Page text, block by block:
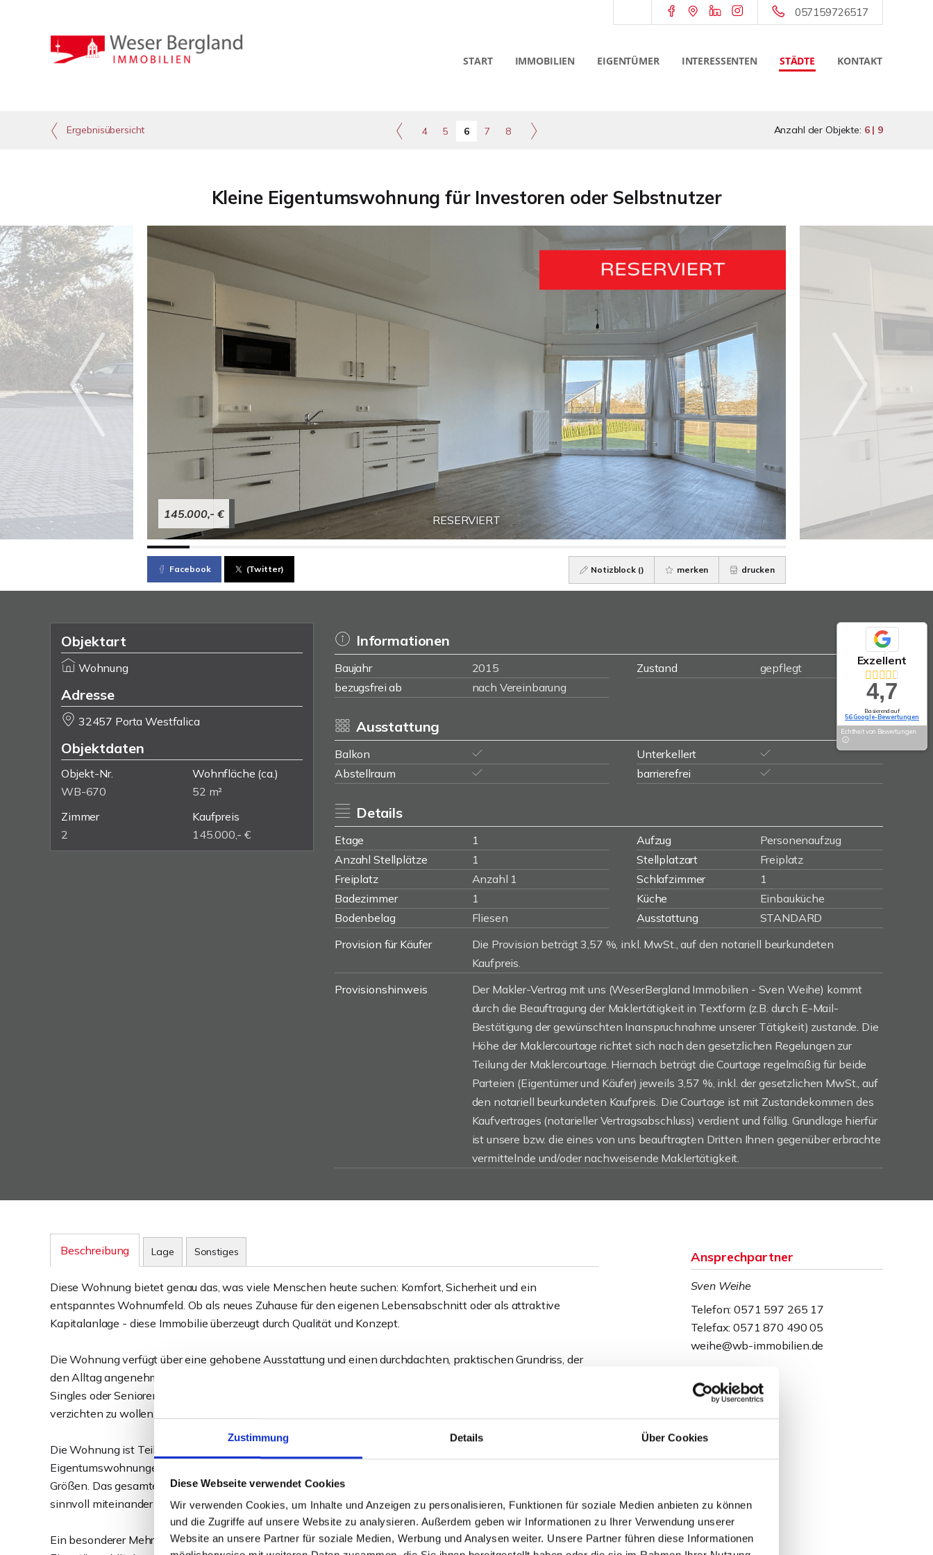
Zustimmung Details Über Cookies
Diese Webseite verwendet Cookies
Wir verwenden Cookies, um Inhalte und Anzeigen zu personalisieren, Funktionen für soziale Medien anbieten zu können
und die Zugriffe auf unsere Website zu analysieren. Außerdem geben wir Informationen zu Ihrer Verwendung unserer
Website an unsere Partner für soziale Medien, Werbung und Analysen weiter. Unsere Partner führen diese Informationen
057159726517
START IMMOBILIEN EIGENTÜMER INTERESSENTEN STÄDTE KONTAKT
Ergebnisübersicht 4 5 6 7 8 Anzahl der Objekte: 6 | 9
Kleine Eigentumswohnung für Investoren oder Selbstnutzer
RESERVIERT
145.000,- €
Facebook (Twitter) Notizblock () merken drucken
Objektart
Wohnung
Adresse
32457 Porta Westfalica
Objektdaten
Objekt-Nr.
WB-670
Wohnfläche (ca.)
52 m²
Zimmer
2
Kaufpreis
145.000,- €
Informationen
Baujahr 2015 Zustand
gepflegt
bezugsfrei ab
nach Vereinbarung
Ausstattung
Balkon
Unterkellert
Abstellraum
barrierefrei
Details
Etage 1 Aufzug
Personenaufzug
Anzahl Stellplätze
1 Stellplatzart
Freiplatz
Freiplatz
Anzahl 1 Schlafzimmer
1
Badezimmer
1 Küche
Einbauküche
Bodenbelag
Fliesen Ausstattung
STANDARD
Provision für Käufer
Die Provision beträgt 3,57 %, inkl. MwSt., auf den notariell beurkundeten
Kaufpreis.
Provisionshinweis
Der Makler-Vertrag mit uns (WeserBergland Immobilien - Sven Weihe) kommt
durch die Beauftragung der Maklertätigkeit in Textform (z.B. durch E-Mail-
Bestätigung der gewünschten Inanspruchnahme unserer Tätigkeit) zustande. Die
Höhe der Maklercourtage richtet sich nach den gesetzlichen Regelungen zur
Teilung der Maklercourtage. Hiernach beträgt die Courtage regelmäßig für beide
Parteien (Eigentümer und Käufer) jeweils 3,57 %, inkl. der gesetzlichen MwSt., auf
den notariell beurkundeten Kaufpreis. Die Courtage ist mit Zustandekommen des
Kaufvertrages (notarieller Vertragsabschluss) verdient und fällig. Grundlage hierfür
ist unsere bzw. die eines von uns beauftragten Dritten Ihnen gegenüber erbrachte
vermittelnde und/oder nachweisende Maklertätigkeit.
Beschreibung Lage Sonstiges
Diese Wohnung bietet genau das, was viele Menschen heute suchen: Komfort, Sicherheit und ein
entspanntes Wohnumfeld. Ob als neues Zuhause für den eigenen Lebensabschnitt oder als attraktive
Kapitalanlage - diese Immobilie überzeugt durch Qualität und Konzept.
Die Wohnung verfügt über eine gehobene Ausstattung und einen durchdachten, praktischen Grundriss, der
den Alltag angenehm und unkompliziert macht. Mit ihrer überschaubaren Größe eignet sie sich ideal für
Singles oder Senioren, die Wert auf ein gepflegtes, ruhiges Wohnambiente legen, ohne auf Komfort
verzichten zu wollen.
Die Wohnung ist Teil eines solide errichteten Mehrfamilienhauses aus dem Jahr 2015 mit insgesamt 21
Eigentumswohnungen. Auf drei Etagen verteilen sich jeweils sieben Wohneinheiten in unterschiedlichen
Größen. Das gesamte Wohnkonzept ist darauf ausgelegt, Sicherheit, Gemeinschaft und Selbstständigkeit
sinnvoll miteinander zu verbinden. Diese Wohnung befindet sich im I. Oberschoss des Hauses.
Ein besonderer Mehrwert ist die gemeinschaftliche Fläche, die sich auf jeder Etage befindet und an der jeder
Ansprechpartner
Sven Weihe
Telefon: 0571 597 265 17
Telefax: 0571 870 490 05
weihe@wb-immobilien.de
Exzellent
4,7
Basierend auf
56 Google-Bewertungen
Echtheit von Bewertungen